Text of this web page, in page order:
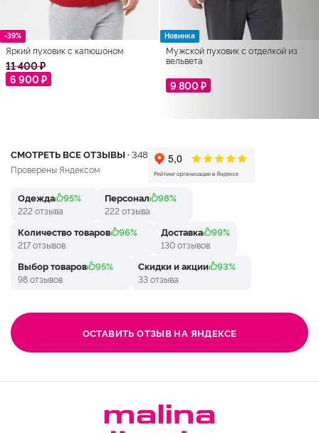
-39%
Яркий пуховик с капюшоном
11 400 ₽
6 900 ₽
Новинка
Мужской пуховик с отделкой из
вельвета
9 800 ₽
СМОТРЕТЬ ВСЕ ОТЗЫВЫ ·348
Проверены Яндексом
Одежда 95%
222 отзыва
Персонал 98%
222 отзыва
Количество товаров 96%
217 отзывов
Доставка 99%
130 отзывов
Выбор товаров 95%
98 отзывов
Скидки и акции 93%
33 отзыва
ОСТАВИТЬ ОТЗЫВ НА ЯНДЕКСЕ